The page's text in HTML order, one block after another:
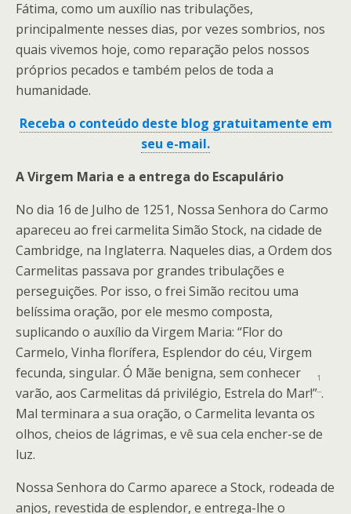
Fátima, como um auxílio nas tribulações,
principalmente nesses dias, por vezes sombrios, nos
quais vivemos hoje, como reparação pelos nossos
próprios pecados e também pelos de toda a
humanidade.
Receba o conteúdo deste blog gratuitamente em
seu e-mail.
A Virgem Maria e a entrega do Escapulário
No dia 16 de Julho de 1251, Nossa Senhora do Carmo
apareceu ao frei carmelita Simão Stock, na cidade de
Cambridge, na Inglaterra. Naqueles dias, a Ordem dos
Carmelitas passava por grandes tribulações e
perseguições. Por isso, o frei Simão recitou uma
belíssima oração, por ele mesmo composta,
suplicando o auxílio da Virgem Maria: “Flor do
Carmelo, Vinha florífera, Esplendor do céu, Virgem
fecunda, singular. Ó Mãe benigna, sem conhecer
varão, aos Carmelitas dá privilégio, Estrela do Mar!”
1
.
Mal terminara a sua oração, o Carmelita levanta os
olhos, cheios de lágrimas, e vê sua cela encher-se de
luz.
Nossa Senhora do Carmo aparece a Stock, rodeada de
anjos, revestida de esplendor, e entrega-lhe o